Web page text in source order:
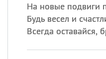
На новые подвиги
Будь весел и
Всегда оставайся,